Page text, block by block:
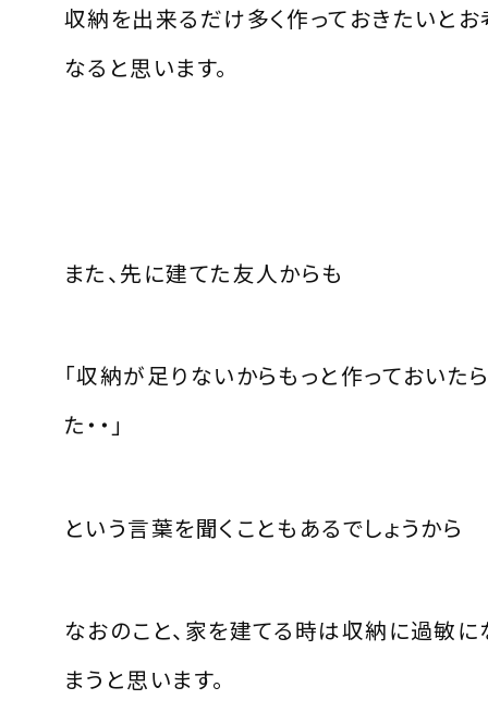
収納を出来るだけ多く作っておきたいと
なると思います。
また、先に建てた友人からも
「収納が足りないからもっと作っておいた
た・・」
という言葉を聞くこともあるでしょうから
なおのこと、家を建てる時は収納に過敏に
まうと思います。